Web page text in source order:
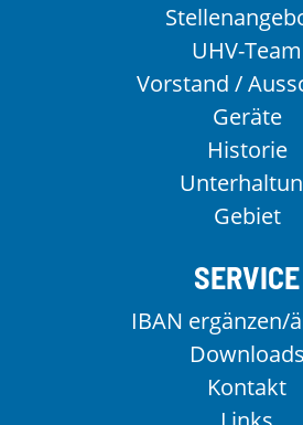
UHV-Team
Vorstand /
Geräte
Historie
Gebiet
SERVICE
IBAN ergänzen/
Downloads
Kontakt